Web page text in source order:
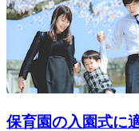
保育園の入園式に